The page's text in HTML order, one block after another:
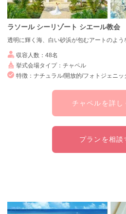
ラソール シーリゾート シエール教会
透明に輝く海、白い砂浜が包むアートのよう
収容人数：48名
挙式会場タイプ：チャペル
特徴：ナチュラル/開放的/フォトジェニッ
チャペルを詳し
プランを相談